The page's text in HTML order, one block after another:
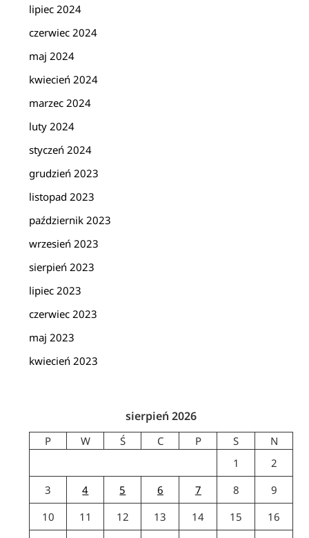
lipiec 2024
czerwiec 2024
maj 2024
kwiecień 2024
marzec 2024
luty 2024
styczeń 2024
grudzień 2023
listopad 2023
październik 2023
wrzesień 2023
sierpień 2023
lipiec 2023
czerwiec 2023
maj 2023
kwiecień 2023
sierpień 2026
P W Ś C P S
N
1
2
3
4 5 6 7 8
9
10
11 12 13 14 15
16